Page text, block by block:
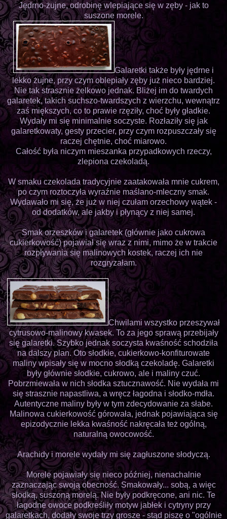
Jędrno-żujne, odrobinę wlepiające się w zęby - jak to
suszone morele.
Galaretki także były jędrne i
lekko żujne, przy czym oblepiały zęby już nieco bardziej.
Nie tak strasznie żelkowo jednak. Bliżej im do twardych
galaretek, takich suchszo-twardszych z wierzchu, wewnątrz
zaś miększych, co to prawie rzęziły, choć były gładkie.
Wydały mi się minimalnie soczyste. Rozłaziły się jak
galaretkowaty, gesty przecier, przy czym rozpuszczały się
raczej chętnie, choć miarowo.
Całość była niczym mieszanka przypadkowych rzeczy,
zlepiona czekoladą.
W smaku czekolada tradycyjnie zaatakowała mnie cukrem,
po czym roztoczyła wyraźnie maślano-mleczny smak.
Wydawało mi się, że już w niej czułam orzechowy wątek -
od dodatków, ale jakby i płynący z niej samej.
Smak orzeszków i galaretek (głównie jako cukrowa
cukierkowość) pojawiał się wraz z nimi, mimo że w trakcie
rozpływania się malinowych kostek, raczej ich nie
rozgryzałam.
Chwilami wszystko przeszywał
cytrusowo-malinowy kwasek. To za jego sprawą przebijały
się galaretki. Szybko jednak soczysta kwaśność schodziła
na dalszy plan. Oto słodkie, cukierkowo-konfiturowate
maliny wpisały się w mocno słodką czekoladę. Galaretki
były głównie słodkie, cukrowo, ale i maliny czuć.
Pobrzmiewała w nich słodka sztucznawość. Nie wydała mi
się strasznie napastliwa, a wręcz łagodna i słodko-mdła.
Autentyczne maliny były w tym zdecydowanie za słabe.
Malinowa cukierkowość górowała, jednak pojawiająca się
epizodycznie lekka kwaśność nakręcała też ogólną,
naturalną owocowość.
Arachidy i morele wydały mi się zagłuszone słodyczą.
Morele pojawiały się nieco później, nienachalnie
zaznaczając swoją obecność. Smakowały... sobą, a więc
słodką, suszoną morelą. Nie były podkręcone, ani nic. Te
łagodne owoce podkreśliły motyw jabłek i cytryny przy
galaretkach, dodały swoje trzy grosze - stąd piszę o "ogólnie